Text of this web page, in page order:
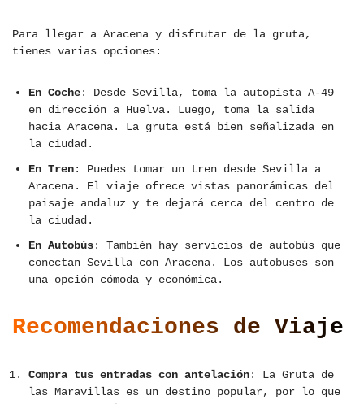
Para llegar a Aracena y disfrutar de la gruta,
tienes varias opciones:
En Coche: Desde Sevilla, toma la autopista A-49
en dirección a Huelva. Luego, toma la salida
hacia Aracena. La gruta está bien señalizada en
la ciudad.
En Tren: Puedes tomar un tren desde Sevilla a
Aracena. El viaje ofrece vistas panorámicas del
paisaje andaluz y te dejará cerca del centro de
la ciudad.
En Autobús: También hay servicios de autobús que
conectan Sevilla con Aracena. Los autobuses son
una opción cómoda y económica.
Recomendaciones de Viaje
Compra tus entradas con antelación: La Gruta de
las Maravillas es un destino popular, por lo que